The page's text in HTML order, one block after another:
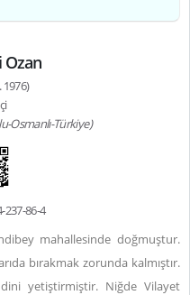
Ozan
1976)
Osmanlı-Türkiye)
237-86-4
mahallesinde doğmuştur.
bırakmak zorunda kalmıştır.
yetiştirmiştir. Niğde Vilayet